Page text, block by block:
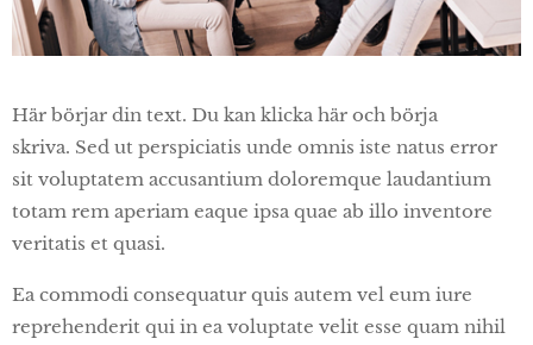
Här börjar din text. Du kan klicka här och börja
skriva. Sed ut perspiciatis unde omnis iste natus error
sit voluptatem accusantium doloremque laudantium
totam rem aperiam eaque ipsa quae ab illo inventore
veritatis et quasi.
Ea commodi consequatur quis autem vel eum iure
reprehenderit qui in ea voluptate velit esse quam nihil